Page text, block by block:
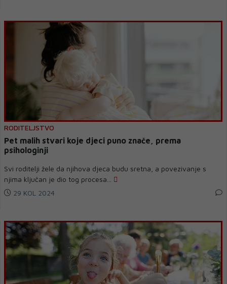
RODITELJSTVO
Pet malih stvari koje djeci puno znače, prema
psihologinji
Svi roditelji žele da njihova djeca budu sretna, a povezivanje s
njima ključan je dio tog procesa...
29 KOL 2024